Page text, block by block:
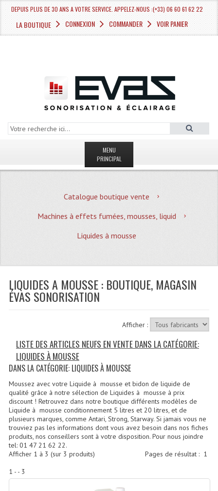
DEPUIS PLUS DE 30 ANS A VOTRE SERVICE. APPELEZ-NOUS :(+33) 06 60 61 62 22
LA BOUTIQUE CONNEXION COMMANDER VOIR PANIER
MENU
PRINCIPAL
MAGASIN
Quoi De Neuf?
Promotions
Location De Matériel
Le Matériel D´occasion
Recevoir Nos Promotions
CATÉGORIES
Sonorisation
Accessoires Pieds Cellules Diamants
Accessoires Enceintes
Cellule (s)
Catalogue boutique vente
Machines à effets fumées, mousses, liquid
Liquides à mousse
LIQUIDES A MOUSSE : BOUTIQUE, MAGASIN
ÉVAS SONORISATION
Afficher :
LISTE DES ARTICLES NEUFS EN VENTE DANS LA CATÉGORIE:
LIQUIDES À MOUSSE
DANS LA CATÉGORIE: LIQUIDES À MOUSSE
Moussez avec votre Liquide à mousse et bidon de liquide de
qualité grâce à notre sélection de Liquides à mousse à prix
discount ! Retrouvez dans notre boutique différents modèles de
Liquide à mousse conditionnement 5 litres et 20 litres, et de
plusieurs marques, comme Antari, Strong, Starway. Si jamais vous ne
trouviez pas les informations dont vous avez besoin dans nos fiches
produits, nos conseillers sont à votre disposition. Pour nous joindre
tel: 01 47 21 62 22.
Pages de résultat : 1
Afficher 1 à 3 (sur 3 produits)
1 - - 3